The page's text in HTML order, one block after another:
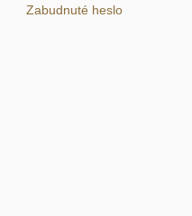
Zabudnuté heslo